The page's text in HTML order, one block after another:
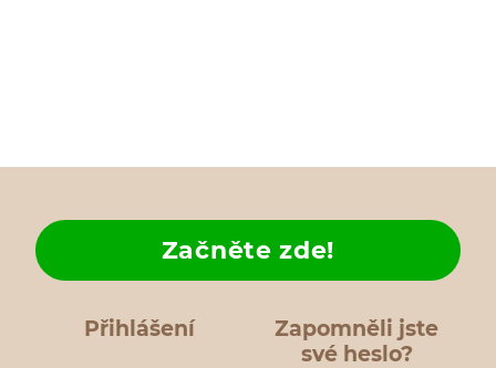
Přihlášení
Zapomněli jste
své heslo?
Začněte zde!